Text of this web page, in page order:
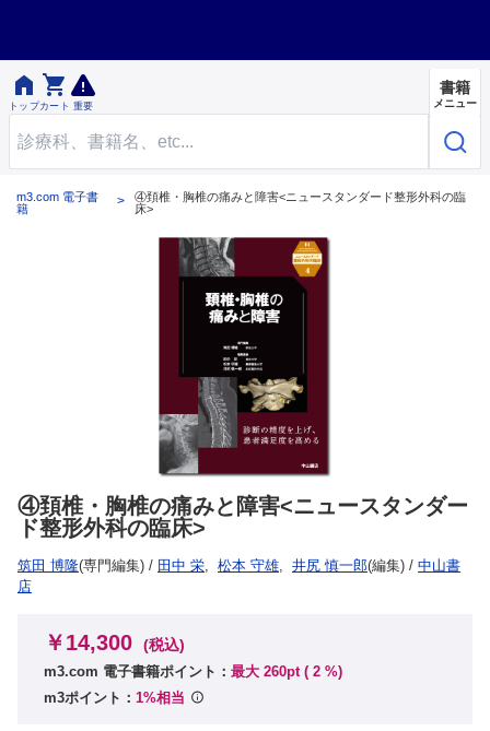

トップ

カート 重要
書籍
メニュー
m3.com 電子書
籍
④頚椎・胸椎の痛みと障害<ニュースタンダード整形外科の臨
床>
④頚椎・胸椎の痛みと障害<ニュースタンダー
ド整形外科の臨床>
筑田 博隆(専門編集) / 田中 栄, 松本 守雄, 井尻 慎一郎(編集) / 中山書
店
￥14,300 (税込)
m3.com 電子書籍ポイント： 最大 260pt ( 2 %)
m3ポイント： 1%相当